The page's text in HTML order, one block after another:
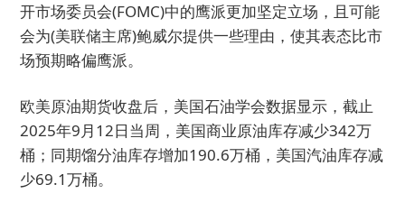
开市场委员会(FOMC)中的鹰派更加坚定立场，且可能
会为(美联储主席)鲍威尔提供一些理由，使其表态比市
场预期略偏鹰派。
欧美原油期货收盘后，美国石油学会数据显示，截止
2025年9月12日当周，美国商业原油库存减少342万
桶；同期馏分油库存增加190.6万桶，美国汽油库存减
少69.1万桶。